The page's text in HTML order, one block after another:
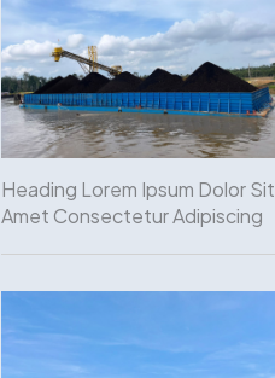
Heading Lorem Ipsum Dolor Sit
Amet Consectetur Adipiscing